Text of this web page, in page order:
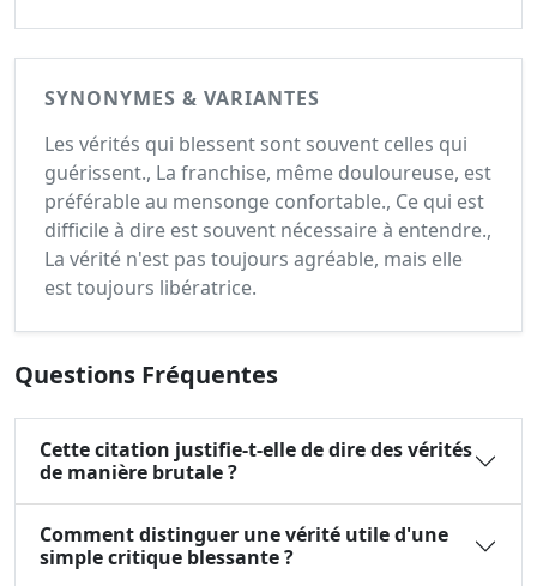
SYNONYMES & VARIANTES
Les vérités qui blessent sont souvent celles qui
guérissent., La franchise, même douloureuse, est
préférable au mensonge confortable., Ce qui est
difficile à dire est souvent nécessaire à entendre.,
La vérité n'est pas toujours agréable, mais elle
est toujours libératrice.
Questions Fréquentes
Cette citation justifie-t-elle de dire des vérités
de manière brutale ?
Comment distinguer une vérité utile d'une
simple critique blessante ?